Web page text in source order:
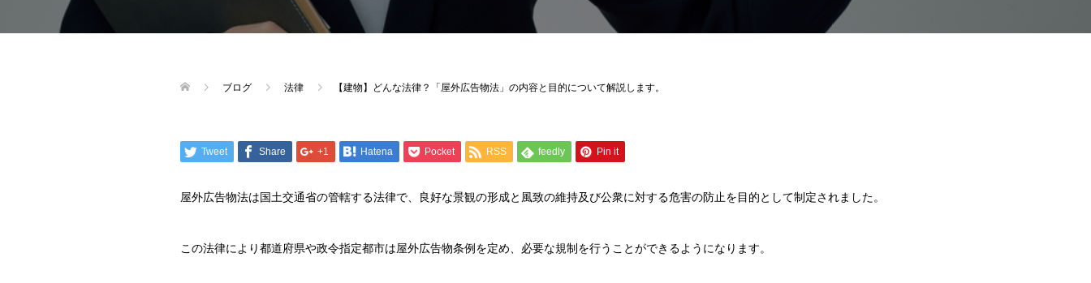
ブログ 法律 【建物】どんな法律？「屋外広告物法」の内容と目的について解説します。
Tweet Share +1 Hatena Pocket RSS feedly Pin it
屋外広告物法は国土交通省の管轄する法律で、良好な景観の形成と風致の維持及び公衆に対する危害の防止を目的として制定されました。
この法律により都道府県や政令指定都市は屋外広告物条例を定め、必要な規制を行うことができるようになります。